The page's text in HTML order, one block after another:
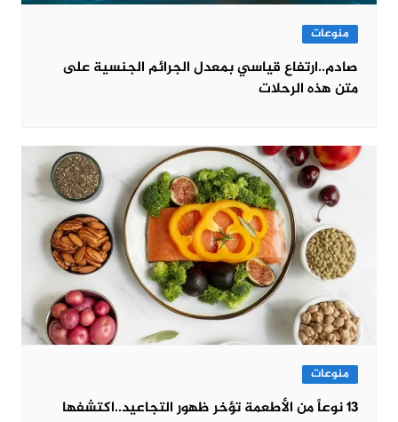
منوعات
صادم..ارتفاع قياسي بمعدل الجرائم الجنسية على
متن هذه الرحلات
منوعات
13 نوعاً من الأطعمة تؤخر ظهور التجاعيد..اكتشفها